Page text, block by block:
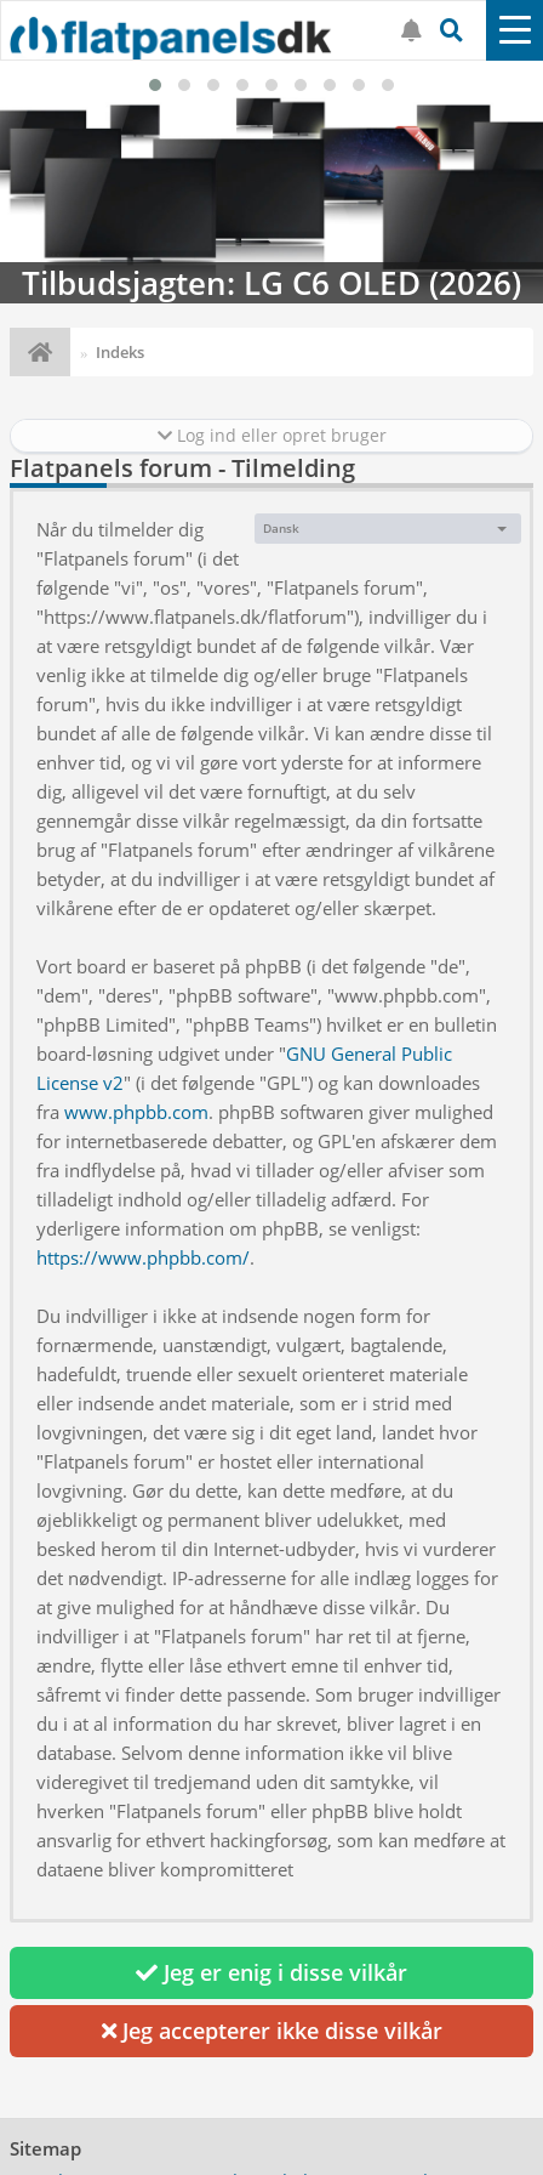
Tilbudsjagten: LG C6 OLED (2026)
Indeks
Log ind eller opret bruger
Flatpanels forum - Tilmelding
Sprog:
Dansk
Når du tilmelder dig
"Flatpanels forum" (i det
følgende "vi", "os", "vores", "Flatpanels forum",
"https://www.flatpanels.dk/flatforum"), indvilliger du i
at være retsgyldigt bundet af de følgende vilkår. Vær
venlig ikke at tilmelde dig og/eller bruge "Flatpanels
forum", hvis du ikke indvilliger i at være retsgyldigt
bundet af alle de følgende vilkår. Vi kan ændre disse til
enhver tid, og vi vil gøre vort yderste for at informere
dig, alligevel vil det være fornuftigt, at du selv
gennemgår disse vilkår regelmæssigt, da din fortsatte
brug af "Flatpanels forum" efter ændringer af vilkårene
betyder, at du indvilliger i at være retsgyldigt bundet af
vilkårene efter de er opdateret og/eller skærpet.
Vort board er baseret på phpBB (i det følgende "de",
"dem", "deres", "phpBB software", "www.phpbb.com",
"phpBB Limited", "phpBB Teams") hvilket er en bulletin
board-løsning udgivet under "GNU General Public
License v2" (i det følgende "GPL") og kan downloades
fra www.phpbb.com. phpBB softwaren giver mulighed
for internetbaserede debatter, og GPL'en afskærer dem
fra indflydelse på, hvad vi tillader og/eller afviser som
tilladeligt indhold og/eller tilladelig adfærd. For
yderligere information om phpBB, se venligst:
https://www.phpbb.com/.
Du indvilliger i ikke at indsende nogen form for
fornærmende, uanstændigt, vulgært, bagtalende,
hadefuldt, truende eller sexuelt orienteret materiale
eller indsende andet materiale, som er i strid med
lovgivningen, det være sig i dit eget land, landet hvor
"Flatpanels forum" er hostet eller international
lovgivning. Gør du dette, kan dette medføre, at du
øjeblikkeligt og permanent bliver udelukket, med
besked herom til din Internet-udbyder, hvis vi vurderer
det nødvendigt. IP-adresserne for alle indlæg logges for
at give mulighed for at håndhæve disse vilkår. Du
indvilliger i at "Flatpanels forum" har ret til at fjerne,
ændre, flytte eller låse ethvert emne til enhver tid,
såfremt vi finder dette passende. Som bruger indvilliger
du i at al information du har skrevet, bliver lagret i en
database. Selvom denne information ikke vil blive
videregivet til tredjemand uden dit samtykke, vil
hverken "Flatpanels forum" eller phpBB blive holdt
ansvarlig for ethvert hackingforsøg, som kan medføre at
dataene bliver kompromitteret
Jeg er enig i disse vilkår
Jeg accepterer ikke disse vilkår
Sitemap